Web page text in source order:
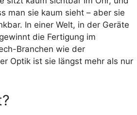
man sie kaum sieht – aber sie
In einer Welt, in der Geräte
die Fertigung im
Branchen wie der
Optik ist sie längst mehr als nur